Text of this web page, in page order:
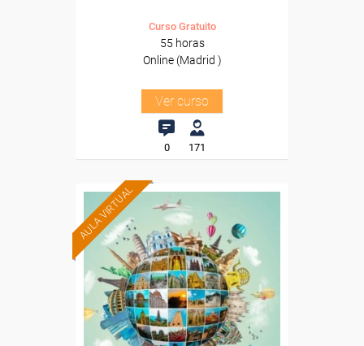
Curso Gratuito
55 horas
Online (Madrid )
Ver curso
0 171
AULA VIRTUAL Formación 100%
subvencionada.
Para desempleados,
trabajadores y autónomos.
Para todos los sectores.